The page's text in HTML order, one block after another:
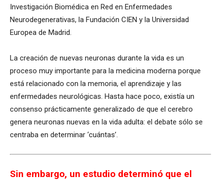
Investigación Biomédica en Red en Enfermedades
Neurodegenerativas, la Fundación CIEN y la Universidad
Europea de Madrid.
La creación de nuevas neuronas durante la vida es un
proceso muy importante para la medicina moderna porque
está relacionado con la memoria, el aprendizaje y las
enfermedades neurológicas. Hasta hace poco, existía un
consenso prácticamente generalizado de que el cerebro
genera neuronas nuevas en la vida adulta: el debate sólo se
centraba en determinar ‘cuántas’.
Sin embargo, un estudio determinó que el